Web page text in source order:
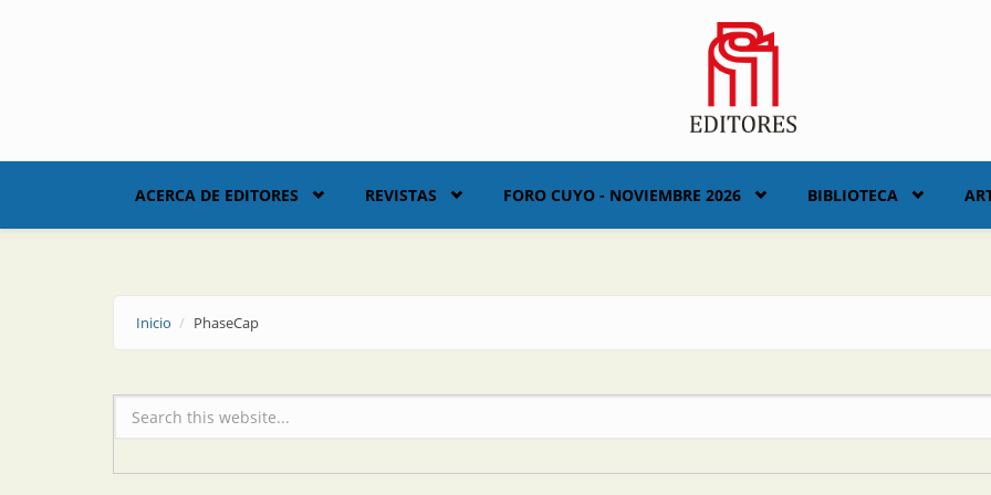
ACERCA DE EDITORES REVISTAS FORO CUYO - NOVIEMBRE 2026 BIBLIOTECA
Inicio PhaseCap
Formulario de búsqueda